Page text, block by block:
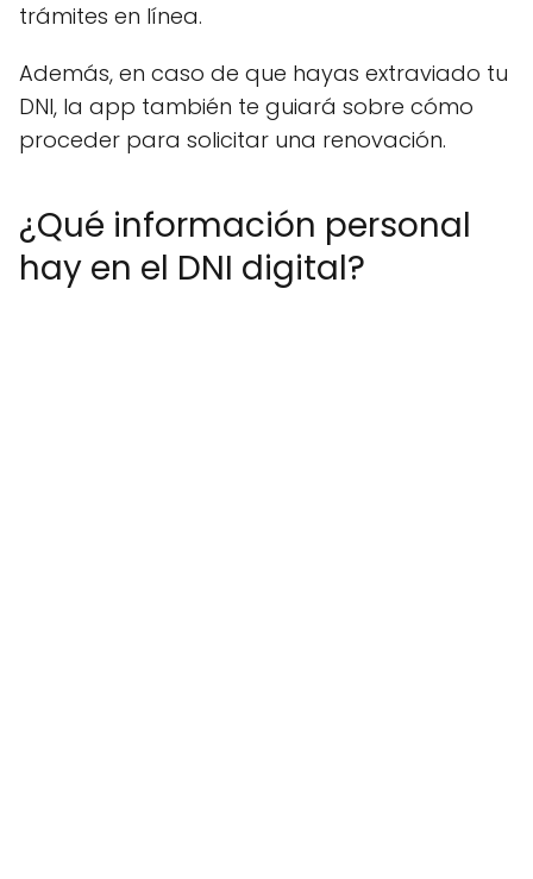
trámites en línea.
Además, en caso de que hayas extraviado tu
DNI, la app también te guiará sobre cómo
proceder para solicitar una renovación.
¿Qué información personal
hay en el DNI digital?